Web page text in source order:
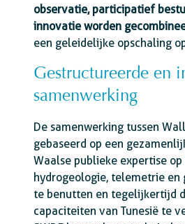
observatie, participatief
innovatie worden
een geleidelijke opschaling
Gestructureerde en
samenwerking
De samenwerking tussen
gebaseerd op een
Waalse publieke expertise
hydrogeologie, telemetrie en
te benutten en tegelijkertijd
capaciteiten van Tunesië te